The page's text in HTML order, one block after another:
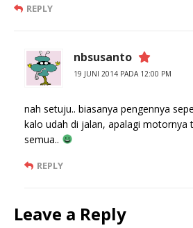
REPLY
nbsusanto
19 JUNI 2014 PADA 12:00 PM
nah setuju.. biasanya pengennya
kalo udah di jalan, apalagi motornya
semua..
REPLY
Leave a Reply